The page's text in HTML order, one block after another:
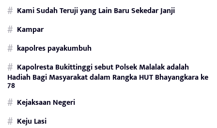
Kami Sudah Teruji yang Lain Baru Sekedar Janji
Kampar
kapolres payakumbuh
Kapolresta Bukittinggi sebut Polsek Malalak adalah
Hadiah Bagi Masyarakat dalam Rangka HUT Bhayangkara ke
78
Kejaksaan Negeri
Keju Lasi